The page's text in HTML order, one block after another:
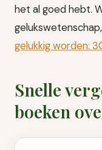
het al goed hebt.
gelukkig worden:
Snelle
boeken